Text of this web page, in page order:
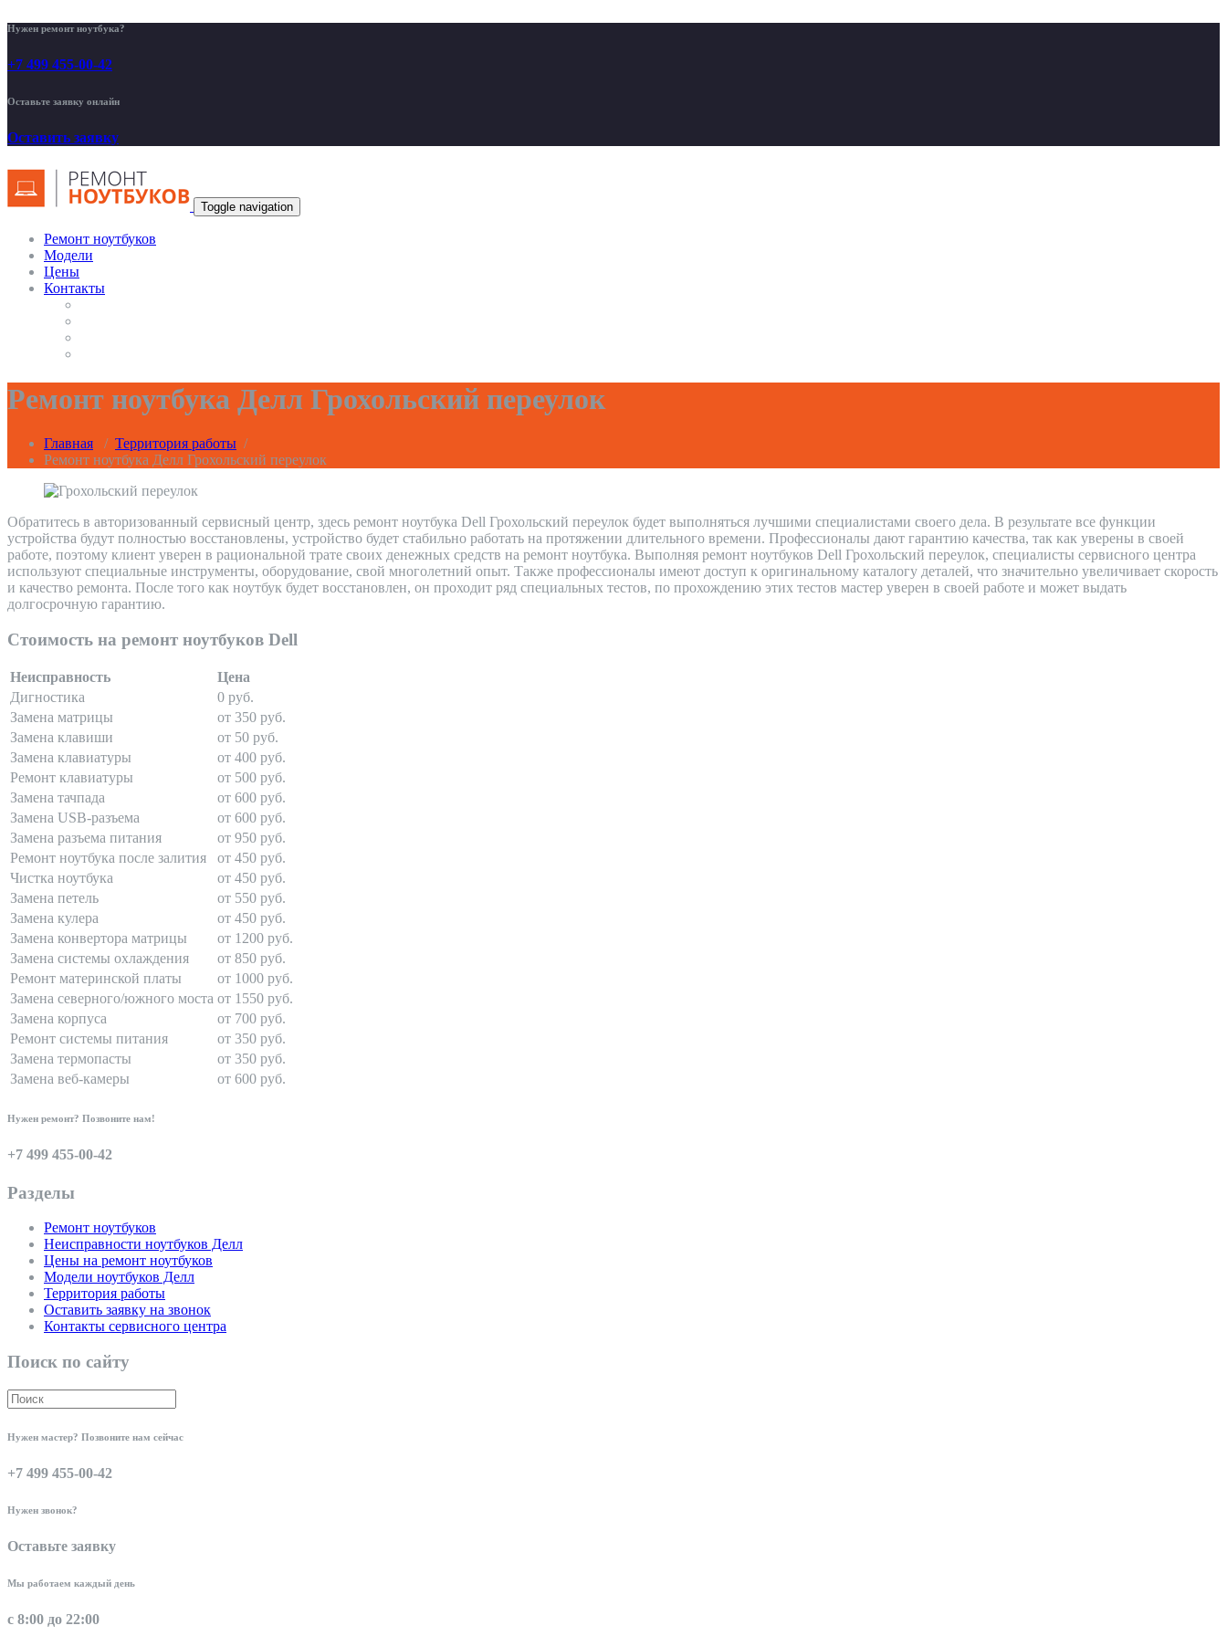
Нужен ремонт ноутбука?
+7 499 455-00-42
Оставьте заявку онлайн
Оставить заявку
Toggle navigation
Ремонт ноутбуков
Модели
Цены
Контакты
Ремонт ноутбука Делл Грохольский переулок
Главная / Территория работы /
Ремонт ноутбука Делл Грохольский переулок
Обратитесь в авторизованный сервисный центр, здесь ремонт ноутбука Dell Грохольский переулок будет выполняться лучшими специалистами своего дела. В результате все функции
устройства будут полностью восстановлены, устройство будет стабильно работать на протяжении длительного времени. Профессионалы дают гарантию качества, так как уверены в своей
работе, поэтому клиент уверен в рациональной трате своих денежных средств на ремонт ноутбука. Выполняя ремонт ноутбуков Dell Грохольский переулок, специалисты сервисного центра
используют специальные инструменты, оборудование, свой многолетний опыт. Также профессионалы имеют доступ к оригинальному каталогу деталей, что значительно увеличивает скорость
и качество ремонта. После того как ноутбук будет восстановлен, он проходит ряд специальных тестов, по прохождению этих тестов мастер уверен в своей работе и может выдать
долгосрочную гарантию.
Стоимость на ремонт ноутбуков Dell
Неисправность
Цена
Дигностика
0 руб.
Замена матрицы
от 350 руб.
Замена клавиши
от 50 руб.
Замена клавиатуры
от 400 руб.
Ремонт клавиатуры
от 500 руб.
Замена тачпада
от 600 руб.
Замена USB-разъема
от 600 руб.
Замена разъема питания
от 950 руб.
Ремонт ноутбука после залития
от 450 руб.
Чистка ноутбука
от 450 руб.
Замена петель
от 550 руб.
Замена кулера
от 450 руб.
Замена конвертора матрицы
от 1200 руб.
Замена системы охлаждения
от 850 руб.
Ремонт материнской платы
от 1000 руб.
Замена северного/южного моста от 1550 руб.
Замена корпуса
от 700 руб.
Ремонт системы питания
от 350 руб.
Замена термопасты
от 350 руб.
Замена веб-камеры
от 600 руб.
Нужен ремонт? Позвоните нам!
+7 499 455-00-42
Разделы
Ремонт ноутбуков
Неисправности ноутбуков Делл
Цены на ремонт ноутбуков
Модели ноутбуков Делл
Территория работы
Оставить заявку на звонок
Контакты сервисного центра
Поиск по сайту
Нужен мастер? Позвоните нам сейчас
+7 499 455-00-42
Нужен звонок?
Оставьте заявку
Мы работаем каждый день
с 8:00 до 22:00